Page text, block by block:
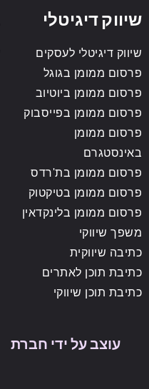
שיווק דיגיטלי
שיווק דיגיטלי לעסקים
פרסום ממומן בגוגל
פרסום ממומן ביוטיוב
פרסום ממומן בפייסבוק
פרסום ממומן
באינסטגרם
פרסום ממומן בת'רדס
פרסום ממומן בטיקטוק
פרסום ממומן בלינקדאין
משפך שיווקי
כתיבה שיווקית
כתיבת תוכן לאתרים
כתיבת תוכן שיווקי
עוצב על ידי חברת